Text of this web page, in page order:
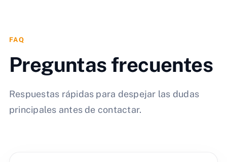
FAQ
Preguntas frecuentes
Respuestas rápidas para despejar las dudas
principales antes de contactar.